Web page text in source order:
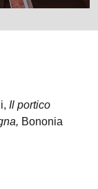
Il portico
Bononia